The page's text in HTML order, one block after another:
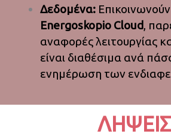
Δεδομένα:
Energoskopio Cloud,
αναφορές λειτουργίας
είναι διαθέσιμα ανά
ενημέρωση των
ΛΗΨΕΙΣ